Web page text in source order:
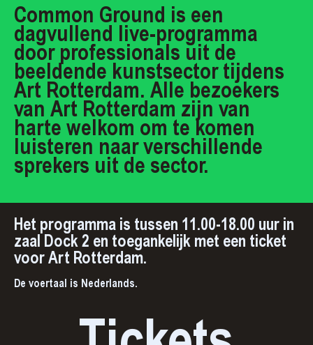
Common Ground is een
dagvullend live-programma
door professionals uit de
beeldende kunstsector tijdens
Art Rotterdam. Alle bezoekers
van Art Rotterdam zijn van
harte welkom om te komen
luisteren naar verschillende
sprekers uit de sector.
Het programma is tussen 11.00-18.00 uur in
zaal Dock 2 en toegankelijk met een ticket
voor Art Rotterdam.
De voertaal is Nederlands.